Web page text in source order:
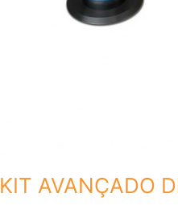
KIT AVANÇADO